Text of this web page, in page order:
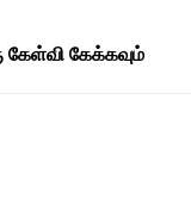
கேள்வி கேக்கவும்